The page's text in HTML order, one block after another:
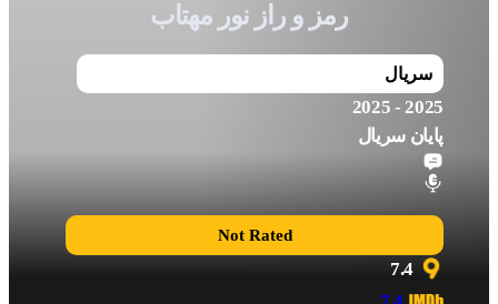
رمز و راز نور مهتاب
سریال
2025 - 2025
پایان سریال
Not Rated
7.4